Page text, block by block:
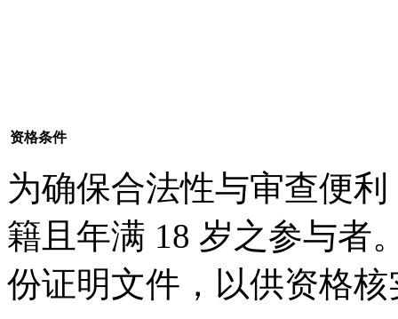
资格条件
为确保合法性与审查便
籍且年满 18 岁之参与者
份证明文件，以供资格